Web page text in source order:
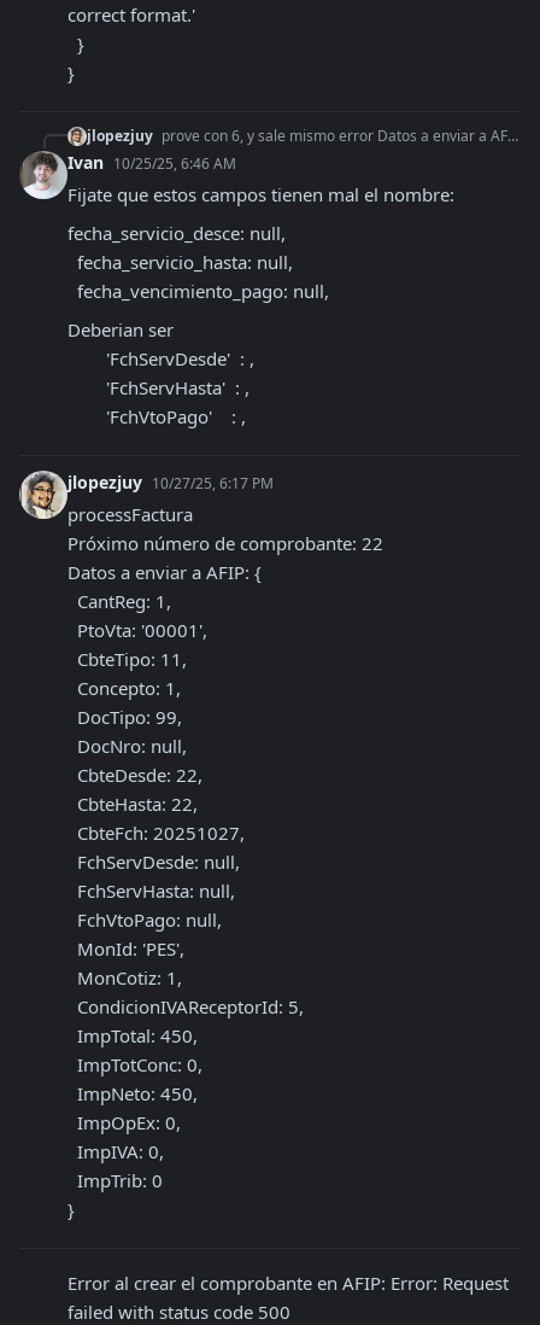
correct format.'
}
jlopezjuy prove con 6, y sale mismo error Datos a enviar a AFIP: { CantReg: 1, PtoVta: 6, CbteTipo: 11, Concepto: 1, DocTipo: 99, DocNro: null, CbteDesde: 5
Ivan 10/25/25, 6:46 AM
Fijate que estos campos tienen mal el nombre:
fecha_servicio_desce: null,
  fecha_vencimiento_pago: null,
Deberian ser
        'FchVtoPago'    : ,
jlopezjuy 10/27/25, 6:17 PM
processFactura
Próximo número de comprobante: 22
Datos a enviar a AFIP: {
}
Error al crear el comprobante en AFIP: Error: Request
failed with status code 500